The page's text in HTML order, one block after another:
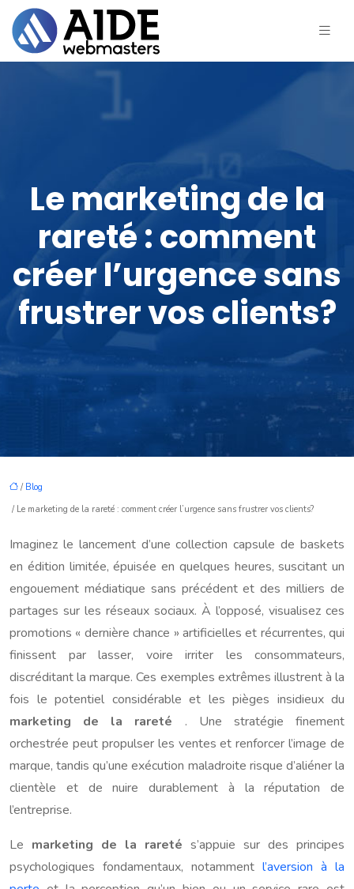
Le marketing de la
rareté : comment
créer l’urgence sans
frustrer vos clients?
/ Blog
/ Le marketing de la rareté : comment créer l’urgence sans frustrer vos clients?
Imaginez le lancement d’une collection capsule de baskets
en édition limitée, épuisée en quelques heures, suscitant un
engouement médiatique sans précédent et des milliers de
partages sur les réseaux sociaux. À l’opposé, visualisez ces
promotions « dernière chance » artificielles et récurrentes, qui
finissent par lasser, voire irriter les consommateurs,
discréditant la marque. Ces exemples extrêmes illustrent à la
fois le potentiel considérable et les pièges insidieux du
marketing de la rareté . Une stratégie finement
orchestrée peut propulser les ventes et renforcer l’image de
marque, tandis qu’une exécution maladroite risque d’aliéner la
clientèle et de nuire durablement à la réputation de
l’entreprise.
Le marketing de la rareté s’appuie sur des principes
psychologiques fondamentaux, notamment l’aversion à la